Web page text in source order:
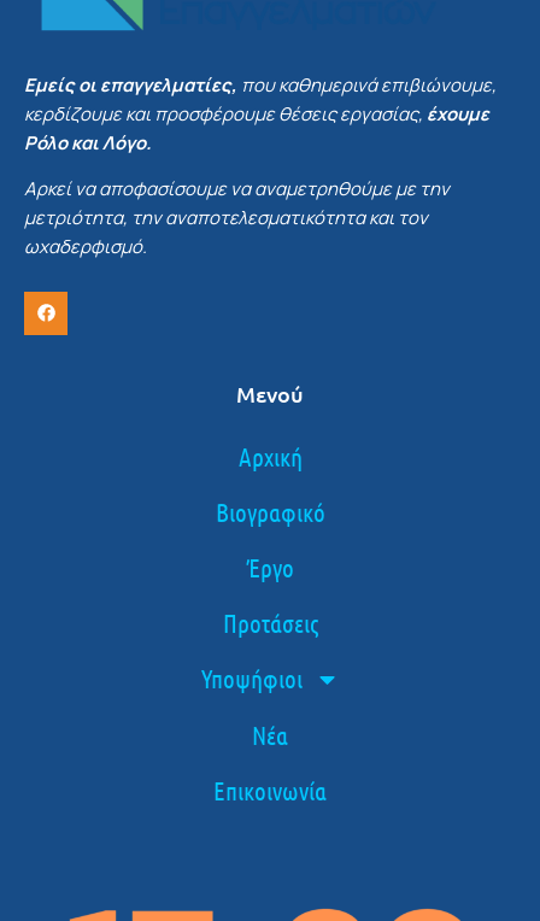
Εμείς οι επαγγελματίες, που καθημερινά επιβιώνουμε,
κερδίζουμε και προσφέρουμε θέσεις εργασίας, έχουμε
Ρόλο και Λόγο.
Αρκεί να αποφασίσουμε να αναμετρηθούμε με την
μετριότητα, την αναποτελεσματικότητα και τον
ωχαδερφισμό.
Μενού
Αρχική
Βιογραφικό
Έργο
Προτάσεις
Υποψήφιοι
Νέα
Επικοινωνία